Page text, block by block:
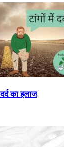
का इलाज